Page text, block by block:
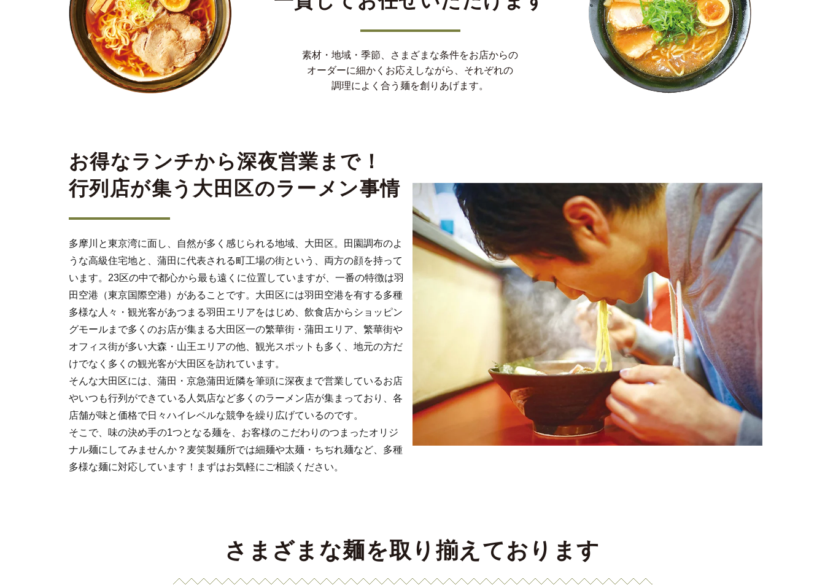
素材・地域・季節、さまざまな条件をお店からの
オーダーに細かくお応えしながら、それぞれの
調理によく合う麺を創りあげます。
お得なランチから深夜営業まで！
行列店が集う大田区のラーメン事情
多摩川と東京湾に面し、自然が多く感じられる地域、大田区。田園調布のよ
うな高級住宅地と、蒲田に代表される町工場の街という、両方の顔を持って
います。23区の中で都心から最も遠くに位置していますが、一番の特徴は羽
田空港（東京国際空港）があることです。大田区には羽田空港を有する多種
多様な人々・観光客があつまる羽田エリアをはじめ、飲食店からショッピン
グモールまで多くのお店が集まる大田区一の繁華街・蒲田エリア、繁華街や
オフィス街が多い大森・山王エリアの他、観光スポットも多く、地元の方だ
けでなく多くの観光客が大田区を訪れています。
そんな大田区には、蒲田・京急蒲田近隣を筆頭に深夜まで営業しているお店
やいつも行列ができている人気店など多くのラーメン店が集まっており、各
店舗が味と価格で日々ハイレベルな競争を繰り広げているのです。
そこで、味の決め手の1つとなる麺を、お客様のこだわりのつまったオリジ
ナル麺にしてみませんか？麦笑製麺所では細麺や太麺・ちぢれ麺など、多種
多様な麺に対応しています！まずはお気軽にご相談ください。
さまざまな麺を取り揃えております